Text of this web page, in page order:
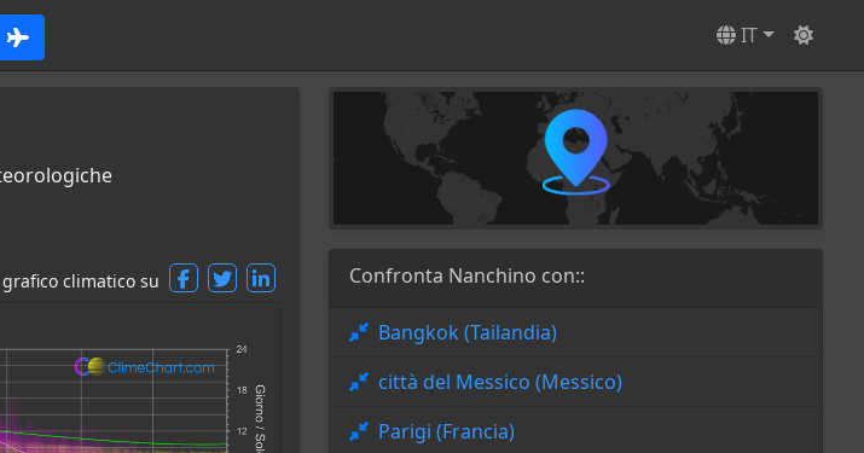
IT
climatico su Confronta Nanchino con::
Bangkok (Tailandia)
città del Messico (Messico)
Parigi (Francia)